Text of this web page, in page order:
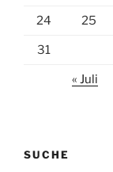
24 25
31
« Juli
SUCHE